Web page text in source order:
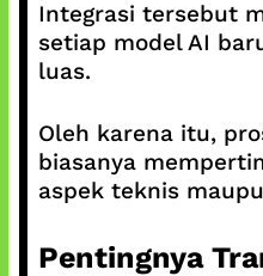
Integrasi tersebut
setiap model AI
luas.
Oleh karena itu,
biasanya
aspek teknis
Pentingnya